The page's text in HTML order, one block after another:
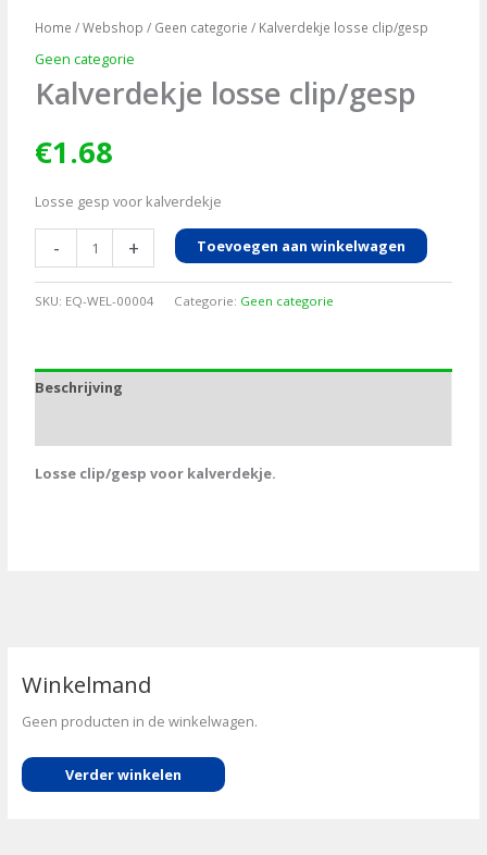
Home /Webshop / Geen categorie / Kalverdekje losse clip/gesp
Geen categorie
Kalverdekje losse clip/gesp
€1.68
Losse gesp voor kalverdekje
-
Kalverdekje
losse
clip/gesp
+ Toevoegen aan winkelwagen
SKU: EQ-WEL-00004 Categorie: Geen categorie
Beschrijving
Losse clip/gesp voor kalverdekje.
Winkelmand
Geen producten in de winkelwagen.
Verder winkelen